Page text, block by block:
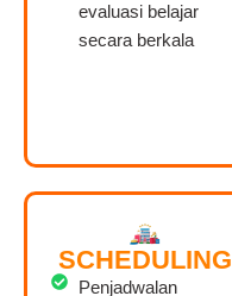
evaluasi belajar
secara berkala
SCHEDULING
Penjadwalan